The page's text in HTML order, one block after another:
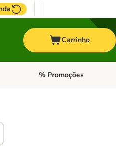
Carrinho
Outros animais
Abrir menu de categoria:
% Promoções